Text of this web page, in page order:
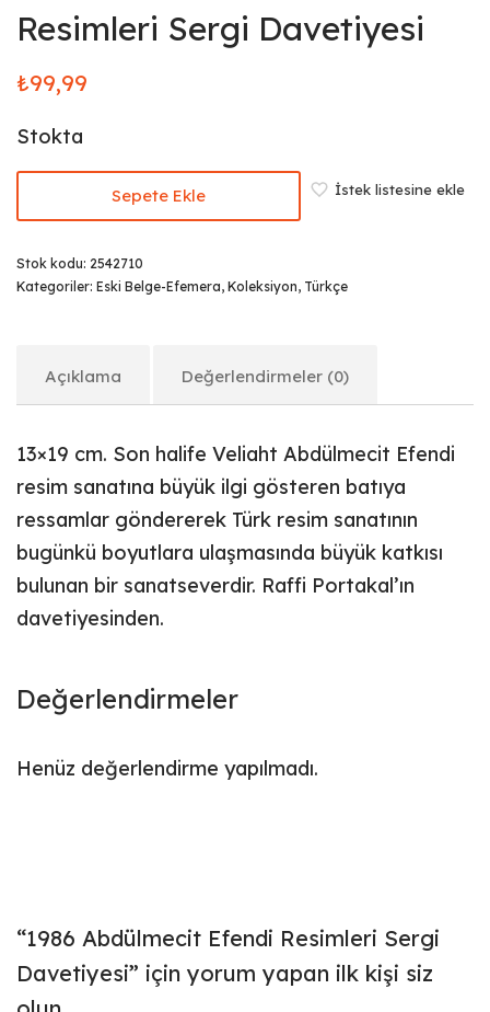
Resimleri Sergi Davetiyesi
₺99,99
Stokta
Sepete Ekle İstek listesine ekle
Stok kodu: 2542710
Kategoriler: Eski Belge-Efemera, Koleksiyon, Türkçe
Açıklama Değerlendirmeler (0)
13×19 cm. Son halife Veliaht Abdülmecit Efendi
resim sanatına büyük ilgi gösteren batıya
ressamlar göndererek Türk resim sanatının
bugünkü boyutlara ulaşmasında büyük katkısı
bulunan bir sanatseverdir. Raffi Portakal’ın
davetiyesinden.
Değerlendirmeler
Henüz değerlendirme yapılmadı.
“1986 Abdülmecit Efendi Resimleri Sergi
Davetiyesi” için yorum yapan ilk kişi siz